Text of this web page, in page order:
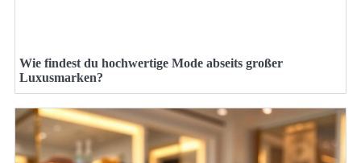
Wie findest du hochwertige Mode abseits großer
Luxusmarken?